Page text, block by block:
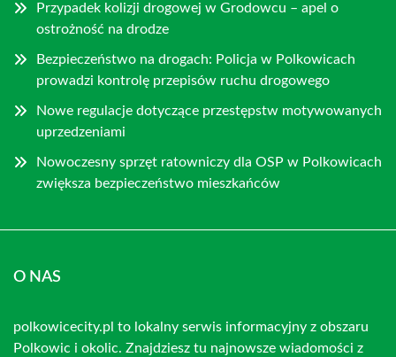
Przypadek kolizji drogowej w Grodowcu – apel o
ostrożność na drodze
Bezpieczeństwo na drogach: Policja w Polkowicach
prowadzi kontrolę przepisów ruchu drogowego
Nowe regulacje dotyczące przestępstw motywowanych
uprzedzeniami
Nowoczesny sprzęt ratowniczy dla OSP w Polkowicach
zwiększa bezpieczeństwo mieszkańców
O NAS
polkowicecity.pl to lokalny serwis informacyjny z obszaru
Polkowic i okolic. Znajdziesz tu najnowsze wiadomości z